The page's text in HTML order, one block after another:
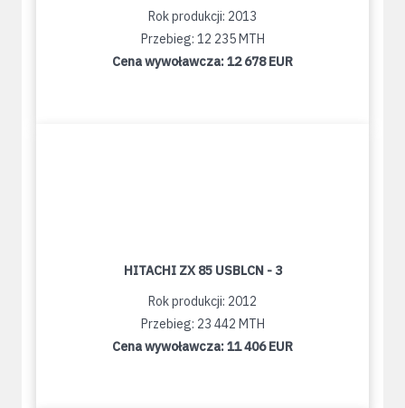
Rok produkcji: 2013
Przebieg: 12 235 MTH
Cena wywoławcza:12 678 EUR
HITACHI ZX 85 USBLCN - 3
Rok produkcji: 2012
Przebieg: 23 442 MTH
Cena wywoławcza:11 406 EUR